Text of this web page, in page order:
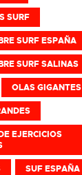
SURF
SURF ESPAÑA
SURF SALINAS
OLAS GIGANTES
EJERCICIOS
SUF ESPAÑA